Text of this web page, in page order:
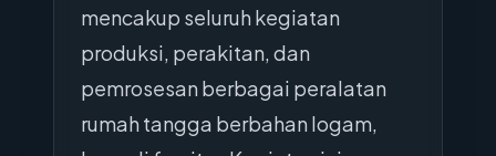
mencakup seluruh kegiatan
produksi, perakitan, dan
pemrosesan berbagai peralatan
rumah tangga berbahan logam,